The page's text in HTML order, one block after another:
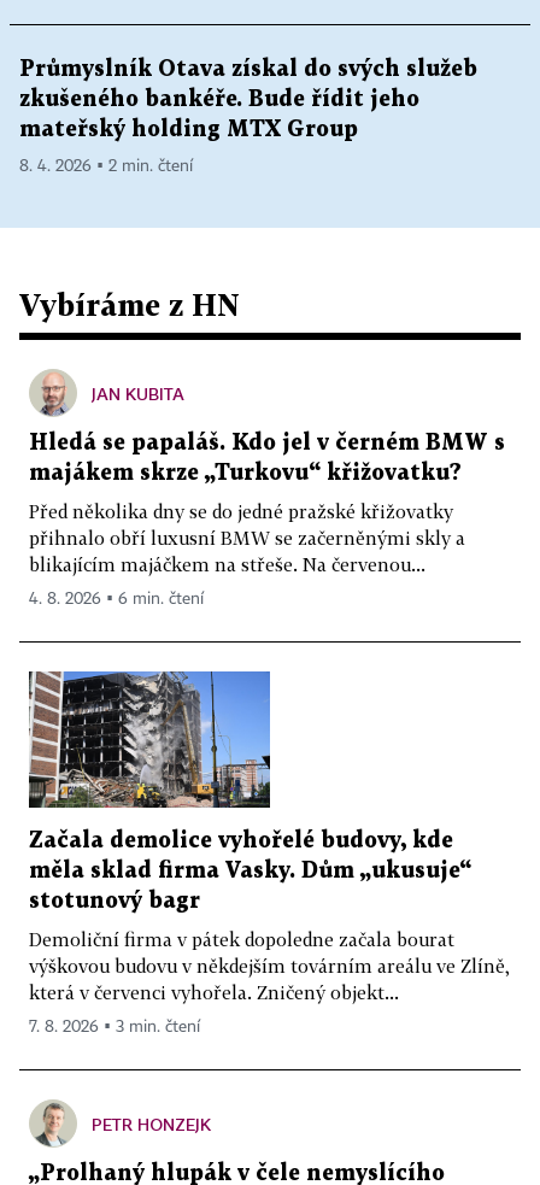
Průmyslník Otava získal do svých služeb
zkušeného bankéře. Bude řídit jeho
mateřský holding MTX Group
8. 4. 2026 ▪ 2 min. čtení
Vybíráme z HN
JAN KUBITA
Hledá se papaláš. Kdo jel v černém BMW s
majákem skrze „Turkovu“ křižovatku?
Před několika dny se do jedné pražské křižovatky
přihnalo obří luxusní BMW se začerněnými skly a
blikajícím majáčkem na střeše. Na červenou...
4. 8. 2026 ▪ 6 min. čtení
Začala demolice vyhořelé budovy, kde
měla sklad firma Vasky. Dům „ukusuje“
stotunový bagr
Demoliční firma v pátek dopoledne začala bourat
výškovou budovu v někdejším továrním areálu ve Zlíně,
která v červenci vyhořela. Zničený objekt...
7. 8. 2026 ▪ 3 min. čtení
PETR HONZEJK
„Prolhaný hlupák v čele nemyslícího